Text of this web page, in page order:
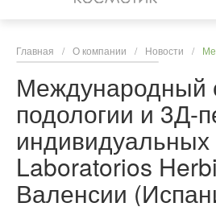
Главная / О компании / Новости /
Международный
подологии и 3Д-
индивидуальных
Laboratorios
Валенсии